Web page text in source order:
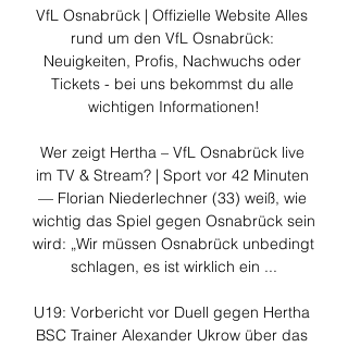
VfL Osnabrück | Offizielle Website Alles
rund um den VfL Osnabrück:
Neuigkeiten, Profis, Nachwuchs oder
Tickets - bei uns bekommst du alle
wichtigen Informationen!
Wer zeigt Hertha – VfL Osnabrück live
im TV & Stream? | Sport vor 42 Minuten
— Florian Niederlechner (33) weiß, wie
wichtig das Spiel gegen Osnabrück sein
wird: „Wir müssen Osnabrück unbedingt
schlagen, es ist wirklich ein ...
U19: Vorbericht vor Duell gegen Hertha
BSC Trainer Alexander Ukrow über das